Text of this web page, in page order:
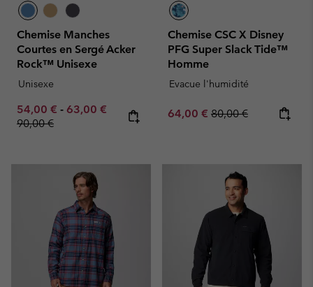
Chemise Manches
Courtes en Sergé Acker
Rock™ Unisexe
Unisexe
Minimum sale price:
54,00 € - Maximum sale price:
63,00 € Regular price:
90,00 €
Chemise CSC X Disney
PFG Super Slack Tide™
Homme
Evacue l'humidité
Sale price:
64,00 € Regular price:
80,00 €